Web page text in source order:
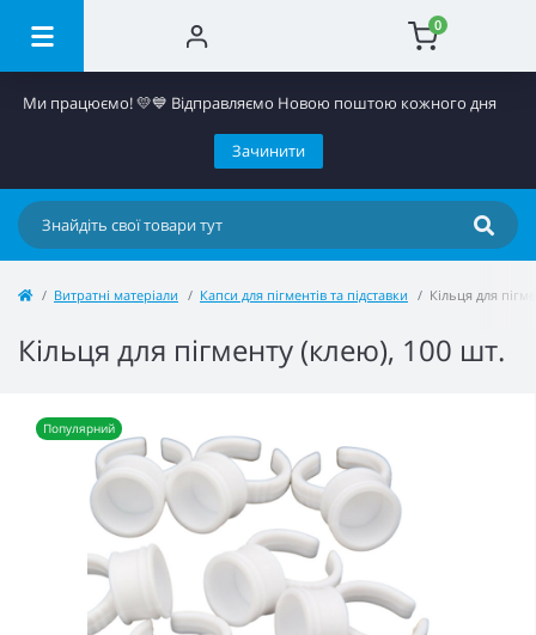
0
Ми працюємо! 💛​💙 Відправляємо Новою поштою кожного дня
Зачинити
Витратні матеріали Капси для пігментів та підставки Кільця для
Кільця для пігменту (клею), 100 шт.
Популярний